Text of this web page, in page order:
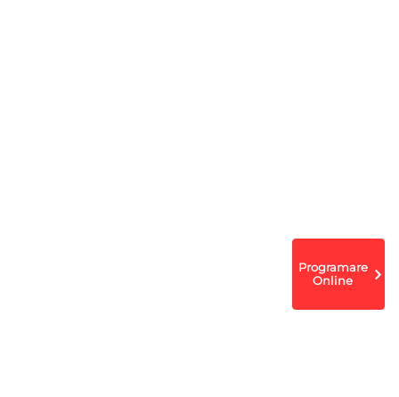
Programare
Online